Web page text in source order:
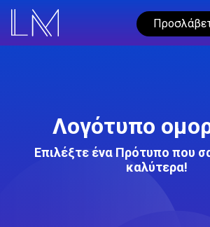
Λογότυπο
Επιλέξτε ένα Πρότυπο που
καλύτερα!